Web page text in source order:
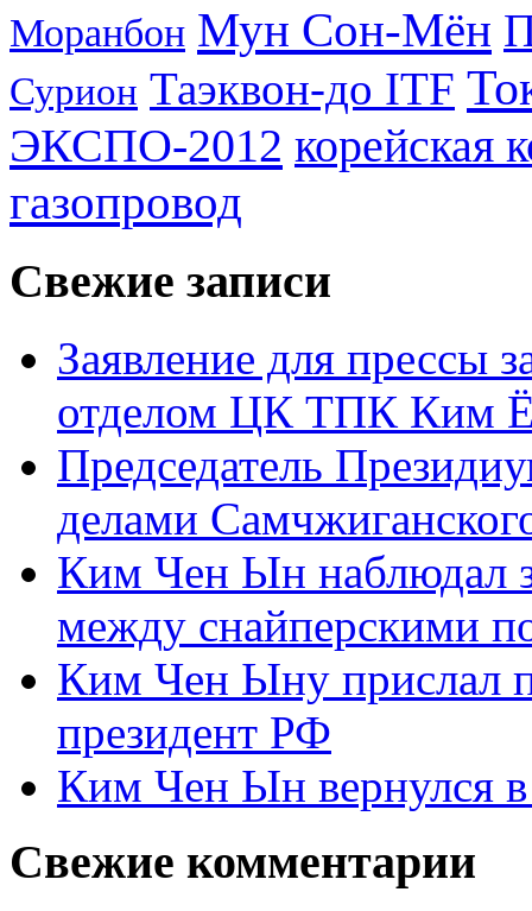
Моранбон Мун Сон-Мён
Сурион Таэквон-до ITF
ЭКСПО-2012 корейская
газопровод
Свежие записи
Заявление для прессы
отделом ЦК ТПК Ким
Председатель
делами
Ким Чен Ын наблюдал
между снайперскими
Ким Чен Ыну прислал
президент РФ
Ким Чен Ын вернулся
Свежие комментарии